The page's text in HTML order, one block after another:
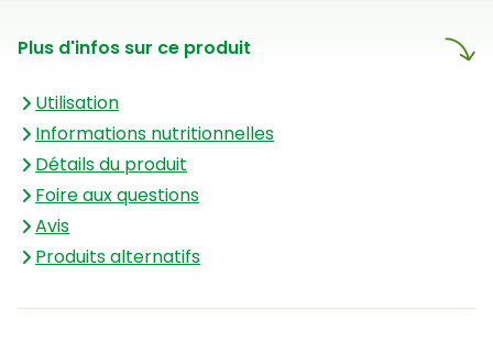
produit sont dues à des
efficacité.
Plus d'infos sur ce produit
Utilisation
Informations nutritionnelles
Détails du produit
Foire aux questions
Avis
Produits alternatifs